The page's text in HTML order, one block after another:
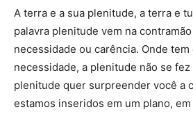
A terra e a sua plenitude, a terra e
palavra plenitude vem na
necessidade ou carência. Onde tem
necessidade, a plenitude não se
plenitude quer surpreender você a
estamos inseridos em um plano,